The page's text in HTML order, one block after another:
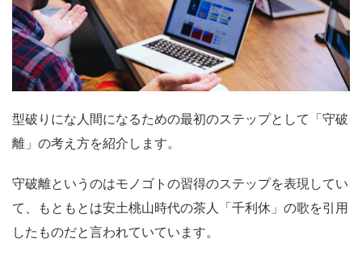
型破りにな人間になるための最初のステップとして「守破
離」の考え方を紹介します。
守破離というのはモノゴトの習得のステップを表現してい
て、もともとは安土桃山時代の茶人「千利休」の歌を引用
したものだと言われていています。